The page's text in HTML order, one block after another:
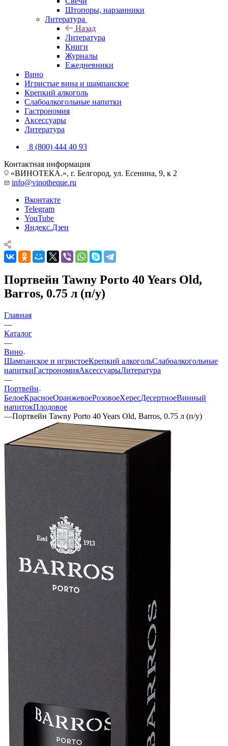
Штопоры, нарзанники
Литература
Назад
Литература
Книги
Журналы
Ежедневники
Вино
Игристые вина и шампанское
Крепкий алкоголь
Слабоалкогольные напитки
Гастрономия
Аксессуары
Литература
8 (800) 444 40 93
Контактная информация
«ВИНОТЕКА.», г. Белгород, ул. Есенина, 9, к 2
info@vinotheque.ru
Вконтакте
Telegram
YouTube
Яндекс.Дзен
Портвейн Tawny Porto 40 Years Old,
Barros, 0.75 л (п/у)
Главная
—
Каталог
—
Вино
Шампанское и игристоеКрепкий алкогольСлабоалкогольные
напиткиГастрономияАксессуарыЛитература
—
Портвейн
БелоеКрасноеОранжевоеРозовоеХересДесертноеВинный
напитокПлодовое
—Портвейн Tawny Porto 40 Years Old, Barros, 0.75 л (п/у)